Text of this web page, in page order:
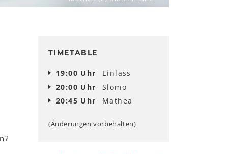
TIMETABLE
19:00 Uhr
Einlass
20:00 Uhr
Slomo
20:45 Uhr
Mathea
(Änderungen vorbehalten)